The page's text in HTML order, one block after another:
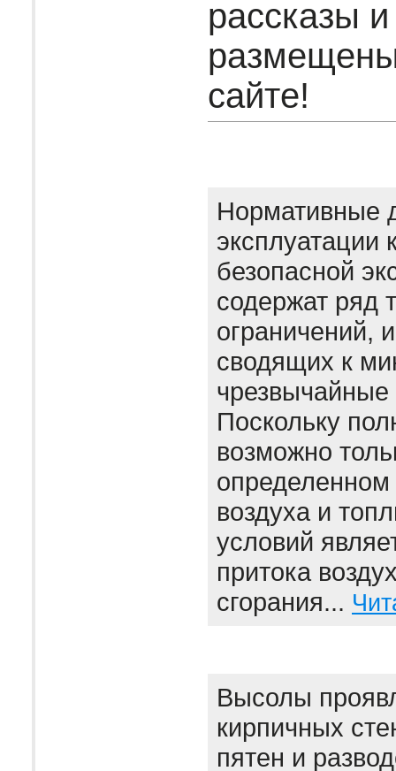
рассказы и
сайте!
Нормативные
эксплуатации
безопасной
содержат ряд
ограничений,
сводящих к
чрезвычайные
Поскольку
возможно
воздуха и
условий
притока
сгорания...
Высолы
кирпичных
пятен и